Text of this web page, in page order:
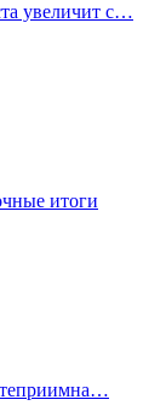
увеличит с…
итоги